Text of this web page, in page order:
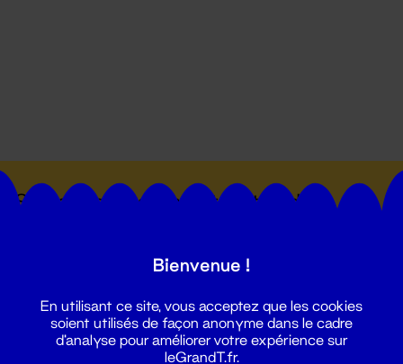
Suivez toutes les actualités du
Bienvenue !
En utilisant ce site, vous acceptez que les cookies
soient utilisés de façon anonyme dans le cadre
d'analyse pour améliorer votre expérience sur
leGrandT.fr.